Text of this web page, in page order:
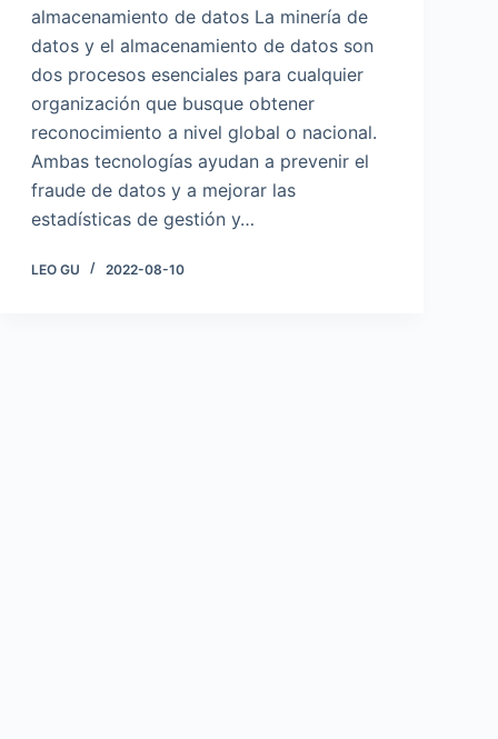
almacenamiento de datos La minería de
datos y el almacenamiento de datos son
dos procesos esenciales para cualquier
organización que busque obtener
reconocimiento a nivel global o nacional.
Ambas tecnologías ayudan a prevenir el
fraude de datos y a mejorar las
estadísticas de gestión y…
LEO GU 2022-08-10